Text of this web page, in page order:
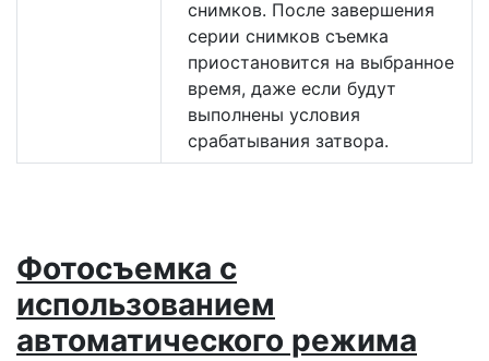
снимков. После завершения
серии снимков съемка
приостановится на выбранное
время, даже если будут
выполнены условия
срабатывания затвора.
Фотосъемка с
использованием
автоматического режима